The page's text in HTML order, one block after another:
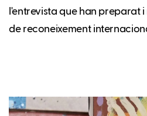
l'entrevista que han preparat
de reconeixement